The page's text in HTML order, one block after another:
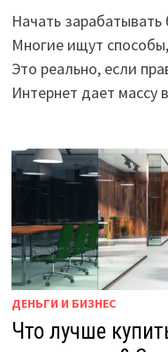
Начать
Многие ищут
Это реально, если
Интернет дает
ДЕНЬГИ И БИЗНЕС
Что лучше